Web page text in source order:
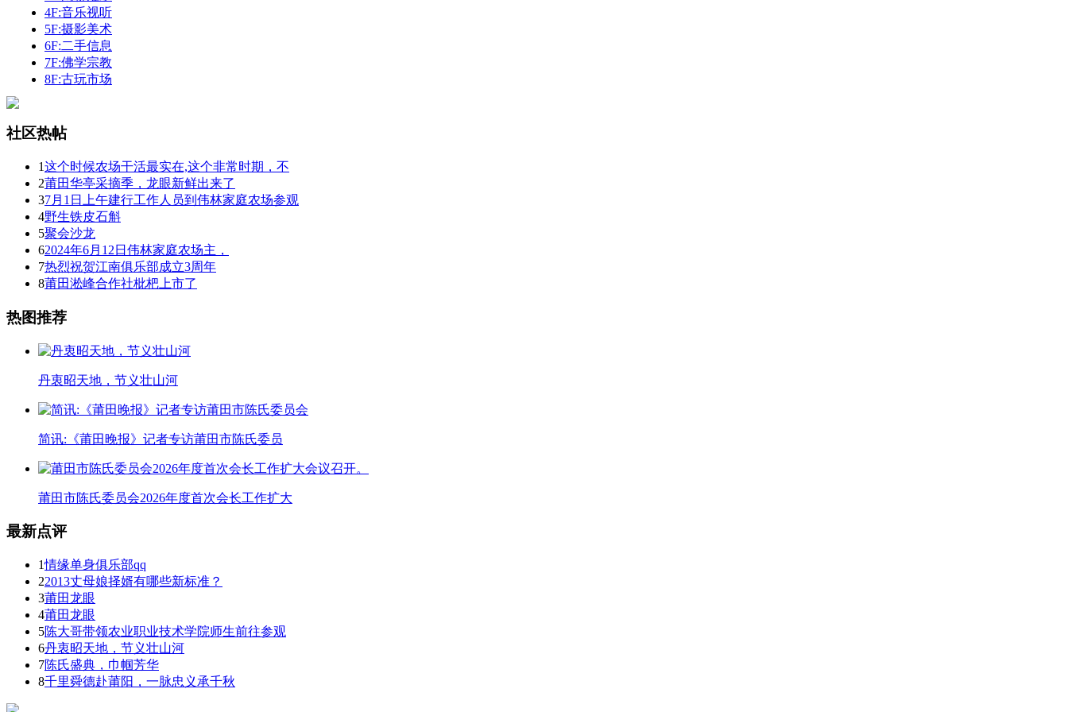
4F:音乐视听
5F:摄影美术
6F:二手信息
7F:佛学宗教
8F:古玩市场
社区热帖
1这个时候农场干活最实在,这个非常时期，不
2莆田华亭采摘季，龙眼新鲜出来了
37月1日上午建行工作人员到伟林家庭农场参观
4野生铁皮石斛
5聚会沙龙
62024年6月12日伟林家庭农场主，
7热烈祝贺江南俱乐部成立3周年
8莆田淞峰合作社枇杷上市了
热图推荐
丹衷昭天地，节义壮山河
简讯:《莆田晚报》记者专访莆田市陈氏委员
莆田市陈氏委员会2026年度首次会长工作扩大
最新点评
1情缘单身俱乐部qq
22013丈母娘择婿有哪些新标准？
3莆田龙眼
4莆田龙眼
5陈大哥带领农业职业技术学院师生前往参观
6丹衷昭天地，节义壮山河
7陈氏盛典，巾帼芳华
8千里舜德赴莆阳，一脉忠义承千秋